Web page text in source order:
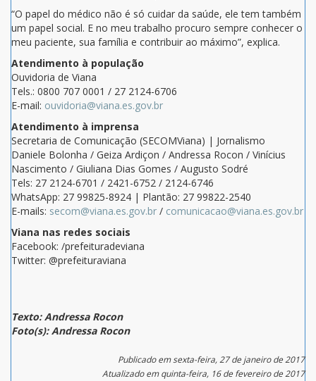
“O papel do médico não é só cuidar da saúde, ele tem também
um papel social. E no meu trabalho procuro sempre conhecer o
meu paciente, sua família e contribuir ao máximo”, explica.
Atendimento à população
Ouvidoria de Viana
Tels.: 0800 707 0001 / 27 2124-6706
E-mail: ouvidoria@viana.es.gov.br
Atendimento à imprensa
Secretaria de Comunicação (SECOMViana) | Jornalismo
Daniele Bolonha / Geiza Ardiçon / Andressa Rocon / Vinícius
Nascimento / Giuliana Dias Gomes / Augusto Sodré
Tels: 27 2124-6701 / 2421-6752 / 2124-6746
WhatsApp: 27 99825-8924 | Plantão: 27 99822-2540
E-mails: secom@viana.es.gov.br / comunicacao@viana.es.gov.br
Viana nas redes sociais
Facebook: /prefeituradeviana
Twitter: @prefeituraviana
Texto: Andressa Rocon
Foto(s): Andressa Rocon
Publicado em sexta-feira, 27 de janeiro de 2017
Atualizado em quinta-feira, 16 de fevereiro de 2017